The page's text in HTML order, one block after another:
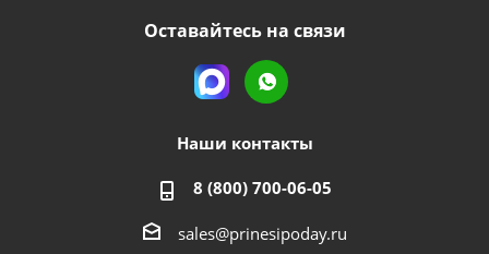
Оставайтесь на связи
Наши контакты
8 (800) 700-06-05
sales@prinesipoday.ru